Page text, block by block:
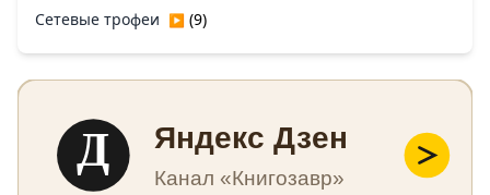
Сетевые трофеи ▶ (9)
Д Яндекс Дзен
Канал «Книгозавр»